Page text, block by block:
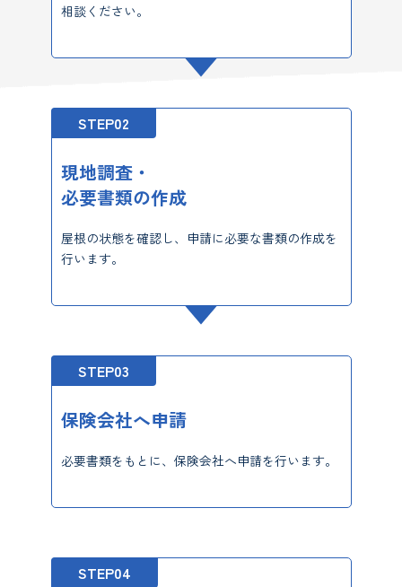
相談ください。
STEP02
現地調査・
必要書類の作成
屋根の状態を確認し、申請に必要な書類の作成を
行います。
STEP03
保険会社へ申請
必要書類をもとに、保険会社へ申請を行います。
STEP04